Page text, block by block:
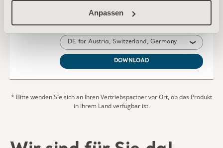
Anpassen
* Bitte wenden Sie sich an Ihren Vertriebspartner vor Ort, ob das Produkt
in Ihrem Land verfügbar ist.
Sie finden nicht, wonach Sie suchen? Wir helfen